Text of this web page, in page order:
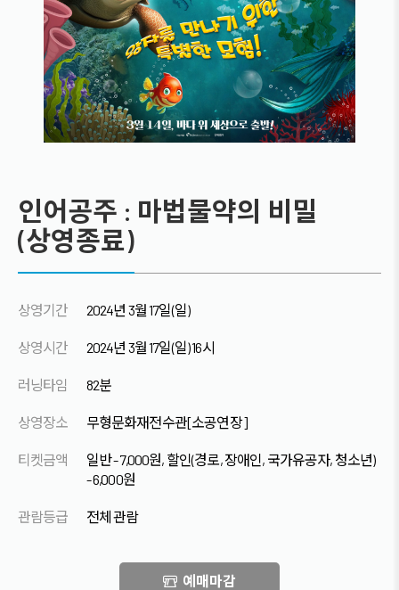
인어공주 : 마법물약의 비밀
(상영종료)
상영기간 2024년 3월 17일(일)
상영시간 2024년 3월 17일(일) 16시
러닝타임 82분
상영장소 무형문화재전수관[소공연장]
티켓금액
일반 - 7,000원, 할인(경로, 장애인, 국가유공자, 청소년)
- 6,000원
관람등급 전체 관람
예매마감